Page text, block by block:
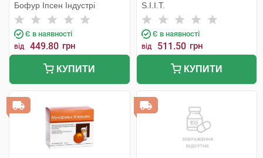
Бофур Іпсен Індустрі
Є в наявності
від 449.80 грн
КУПИТИ
S.I.I.T.
Є в наявності
від 511.50 грн
КУПИТИ